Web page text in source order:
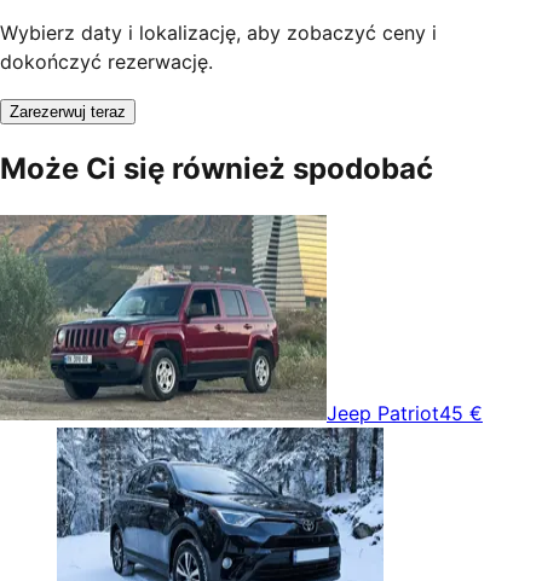
Wybierz daty i lokalizację, aby zobaczyć ceny i
dokończyć rezerwację.
Zarezerwuj teraz
Może Ci się również spodobać
Jeep Patriot45 €